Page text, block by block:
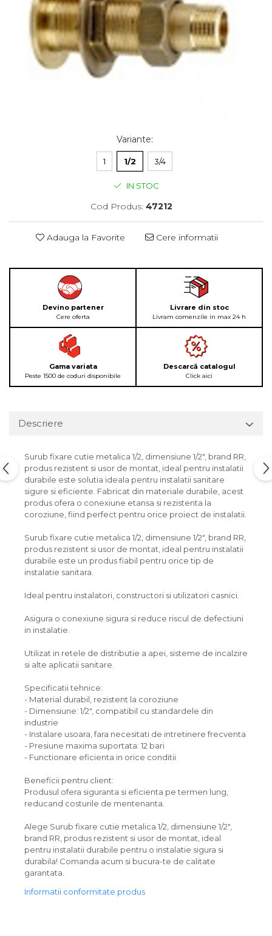
Variante:
1 1/2 3/4
IN STOC
Cod Produs: 47212
Adauga la Favorite Cere informatii
Devino partener
Cere oferta
Livrare din stoc
Livram comenzile in max 24 h
Gama variata
Peste 1500 de coduri disponibile
Descarcă catalogul
Click aici
Descriere
Surub fixare cutie metalica 1/2, dimensiune 1/2", brand RR,
produs rezistent si usor de montat, ideal pentru instalatii
durabile este solutia ideala pentru instalatii sanitare
sigure si eficiente. Fabricat din materiale durabile, acest
produs ofera o conexiune etansa si rezistenta la
coroziune, fiind perfect pentru orice proiect de instalatii.
Surub fixare cutie metalica 1/2, dimensiune 1/2", brand RR,
produs rezistent si usor de montat, ideal pentru instalatii
durabile este un produs fiabil pentru orice tip de
instalatie sanitara.
Ideal pentru instalatori, constructori si utilizatori casnici.
Asigura o conexiune sigura si reduce riscul de defectiuni
in instalatie.
Utilizat in retele de distributie a apei, sisteme de incalzire
si alte aplicatii sanitare.
Specificatii tehnice:
- Material durabil, rezistent la coroziune
- Dimensiune: 1/2", compatibil cu standardele din
industrie
- Instalare usoara, fara necesitati de intretinere frecventa
- Presiune maxima suportata: 12 bari
- Functionare eficienta in orice conditii
Beneficii pentru client:
Produsul ofera siguranta si eficienta pe termen lung,
reducand costurile de mentenanta.
Alege Surub fixare cutie metalica 1/2, dimensiune 1/2",
brand RR, produs rezistent si usor de montat, ideal
pentru instalatii durabile pentru o instalatie sigura si
durabila! Comanda acum si bucura-te de calitate
garantata.
Informatii conformitate produs